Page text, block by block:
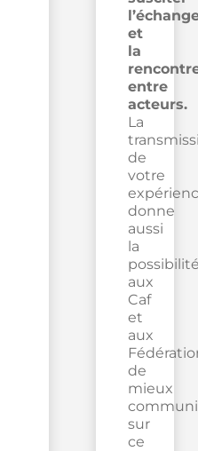
et
la
entre
acteurs.
La
de
votre
donne
aussi
la
aux
Caf
et
aux
de
mieux
sur
ce